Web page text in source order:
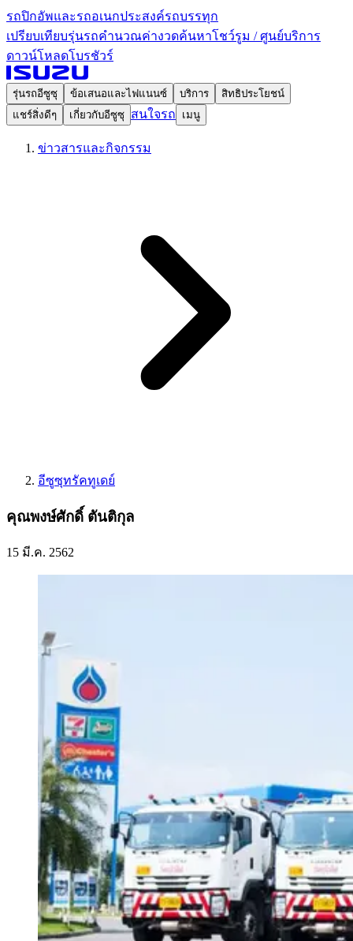
รถปิกอัพและรถอเนกประสงค์รถบรรทุก
เปรียบเทียบรุ่นรถคำนวณค่างวดค้นหาโชว์รูม / ศูนย์บริการ
ดาวน์โหลดโบรชัวร์
รุ่นรถอีซูซุ ข้อเสนอและไฟแนนซ์ บริการ
สิทธิประโยชน์
แชร์สิ่งดีๆ
เกี่ยวกับอีซูซุ สนใจรถ เมนู
ข่าวสารและกิจกรรม
อีซูซุทรัคทูเดย์
คุณพงษ์ศักดิ์ ตันติกุล
15 มี.ค. 2562